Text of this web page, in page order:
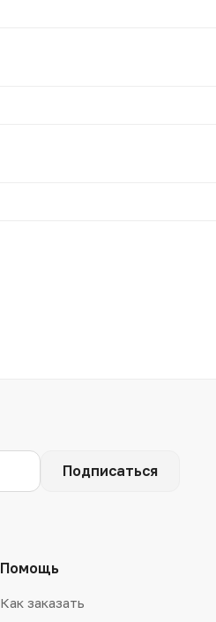
Подписаться
Помощь
Как заказать